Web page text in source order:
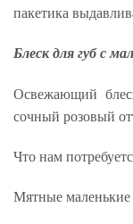
пакетика
Блеск для губ с
Освежающий
сочный розовый
Что нам
Мятные